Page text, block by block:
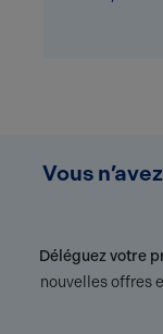
Vous
Déléguez votre
nouvelles offres